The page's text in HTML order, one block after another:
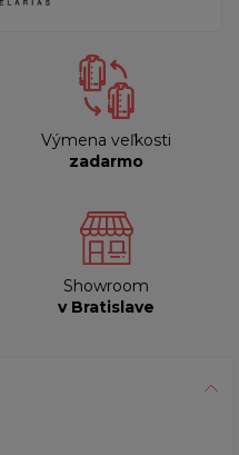
Výmena veľkosti
zadarmo
Showroom
v Bratislave